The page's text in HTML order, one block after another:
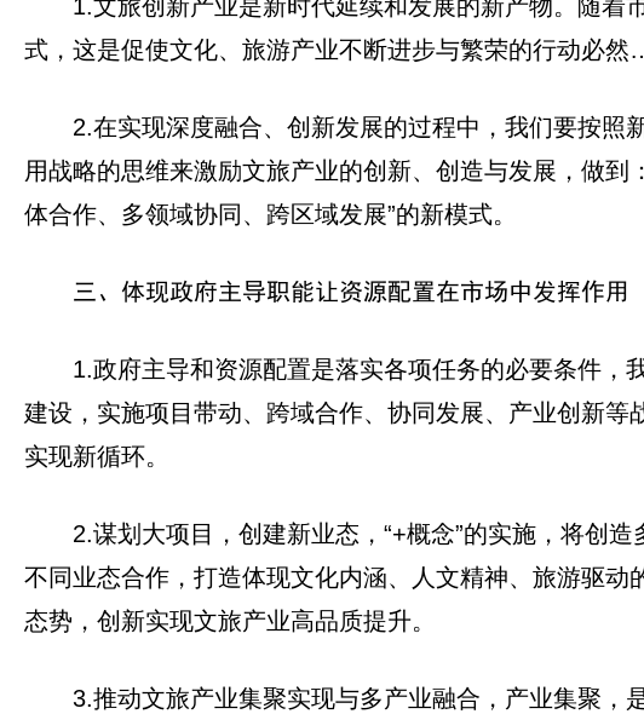
1.文旅创新产业是新时代延续和发展的新产物。随着
式，这是促使文化、旅游产业不断进步与繁荣的行动必
2.在实现深度融合、创新发展的过程中，我们要按照
用战略的思维来激励文旅产业的创新、创造与发展，做
体合作、多领域协同、跨区域发展”的新模式。
三、体现政府主导职能让资源配置在市场中发挥作用
1.政府主导和资源配置是落实各项任务的必要条件，
建设，实施项目带动、跨域合作、协同发展、产业创新等
实现新循环。
2.谋划大项目，创建新业态，“+概念”的实施，将创
不同业态合作，打造体现文化内涵、人文精神、旅游驱
态势，创新实现文旅产业高品质提升。
3.推动文旅产业集聚实现与多产业融合，产业集聚，